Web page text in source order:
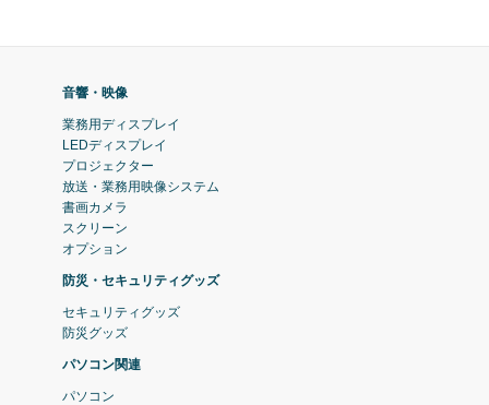
音響・映像
業務用ディスプレイ
LEDディスプレイ
プロジェクター
放送・業務用映像システム
書画カメラ
スクリーン
オプション
防災・セキュリティグッズ
セキュリティグッズ
防災グッズ
パソコン関連
パソコン